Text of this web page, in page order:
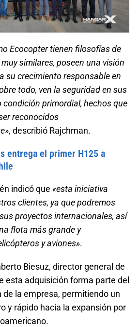
Ecocopter tienen filosofías de
similares, poseen una visión
su crecimiento responsable en
todo, ven la seguridad en sus
condición primordial, hechos que
reconocidos
, describió Rajchman.
entrega el primer H125 a
indicó que «esta iniciativa
clientes, ya que podremos
proyectos internacionales, así
flota más grande y
y aviones».
Biesuz, director general de
esta adquisición forma parte del
de la empresa, permitiendo un
y rápido hacia la expansión por